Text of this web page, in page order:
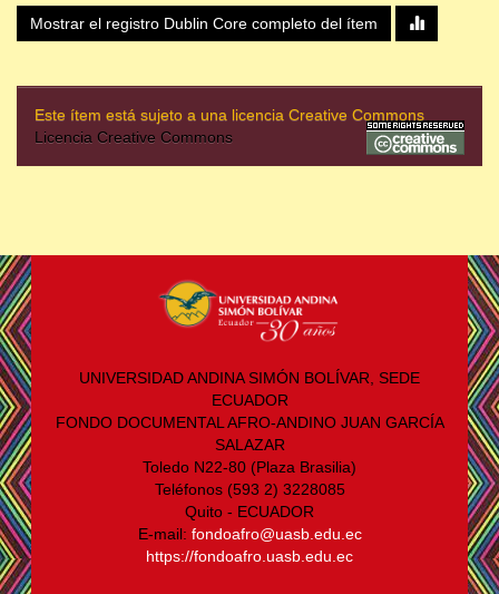
Mostrar el registro Dublin Core completo del ítem
Este ítem está sujeto a una licencia Creative Commons
Licencia Creative Commons
UNIVERSIDAD ANDINA SIMÓN BOLÍVAR, SEDE
ECUADOR
FONDO DOCUMENTAL AFRO-ANDINO JUAN GARCÍA
SALAZAR
Toledo N22-80 (Plaza Brasilia)
Teléfonos (593 2) 3228085
Quito - ECUADOR
E-mail: fondoafro@uasb.edu.ec
https://fondoafro.uasb.edu.ec